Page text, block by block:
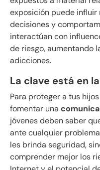
exposición puede influir
decisiones y
interactúan con
de riesgo, aumentando
adicciones.
La clave está en
Para proteger a tus
fomentar una
jóvenes deben saber
ante cualquier
les brinda seguridad,
comprender mejor los